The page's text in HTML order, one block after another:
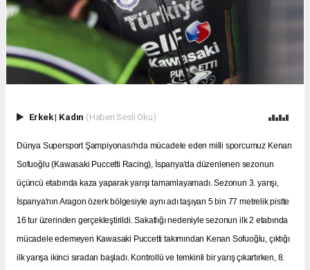
Erkek| Kadın (Haberi Sesli Oku)
Dünya Supersport Şampiyonası'nda mücadele eden milli sporcumuz Kenan
Sofuoğlu (Kawasaki Puccetti Racing), İspanya'da düzenlenen sezonun
üçüncü etabında kaza yaparak yarışı tamamlayamadı. Sezonun 3. yarışı,
İspanya'nın Aragon özerk bölgesiyle aynı adı taşıyan 5 bin 77 metrelik pistte
16 tur üzerinden gerçekleştirildi. Sakatlığı nedeniyle sezonun ilk 2 etabında
mücadele edemeyen Kawasaki Puccetti takımından Kenan Sofuoğlu, çıktığı
ilk yarışa ikinci sıradan başladı. Kontrollü ve temkinli bir yarış çıkartırken, 8.